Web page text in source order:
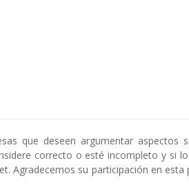
que deseen argumentar aspectos
correcto o esté incompleto y si
Agradecemos su participación en esta